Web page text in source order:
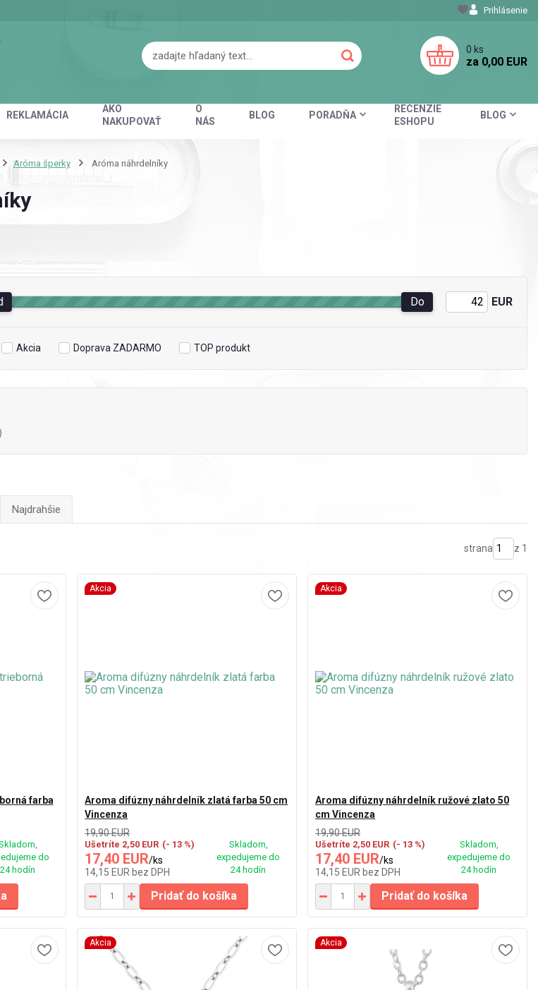
REKLAMÁCIA
AKO
NAKUPOVAŤ
O
NÁS
BLOG PORADŇA
RECENZIE
ESHOPU
BLOG
Prihlásenie
0 ks
za 0,00 EUR
Aróma šperky Aróma náhrdelníky
Do EUR
Akcia Doprava ZADARMO TOP produkt
Najdrahšie
strana z 1
farba
do
24 hodín
Akcia
Aroma difúzny náhrdelník zlatá farba 50 cm
Vincenza
19,90 EUR
Ušetríte 2,50 EUR (- 13 %)
17,40 EUR/ks
14,15 EURbez DPH
Skladom,
expedujeme do
24 hodín
Pridať do košíka
Akcia
Aroma difúzny náhrdelník ružové zlato 50
cm Vincenza
19,90 EUR
Ušetríte 2,50 EUR (- 13 %)
17,40 EUR/ks
14,15 EURbez DPH
Skladom,
expedujeme do
24 hodín
Pridať do košíka
Akcia Akcia